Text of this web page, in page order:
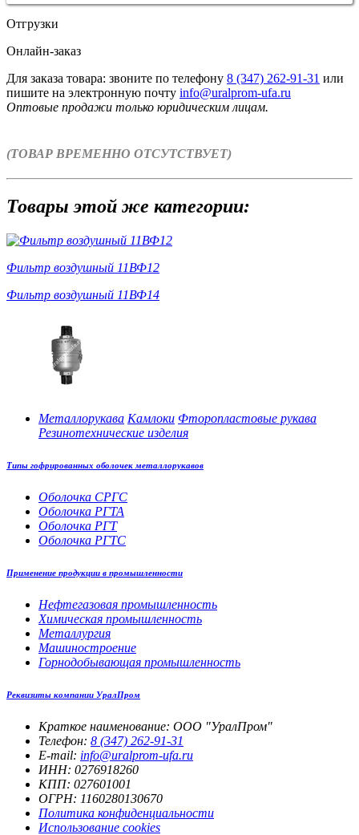
Отгрузки
Онлайн-заказ
Для заказа товара: звоните по телефону 8 (347) 262‑91‑31 или
пишите на электронную почту info@uralprom-ufa.ru
Оптовые продажи только юридическим лицам.
(ТОВАР ВРЕМЕННО ОТСУТСТВУЕТ)
Товары этой же категории:
Фильтр воздушный 11ВФ12
Фильтр воздушный 11ВФ14
Металлорукава Камлоки Фторопластовые рукава
Резинотехнические изделия
Типы гофрированных оболочек металлорукавов
Оболочка СРГС
Оболочка РГТА
Оболочка РГТ
Оболочка РГТС
Применение продукции в промышленности
Нефтегазовая промышленность
Химическая промышленность
Металлургия
Машиностроение
Горнодобывающая промышленность
Реквизиты компании УралПром
Краткое наименование: ООО "УралПром"
Телефон: 8 (347) 262‑91‑31
E-mail: info@uralprom-ufa.ru
ИНН: 0276918260
КПП: 027601001
ОГРН: 1160280130670
Политика конфиденциальности
Использование cookies